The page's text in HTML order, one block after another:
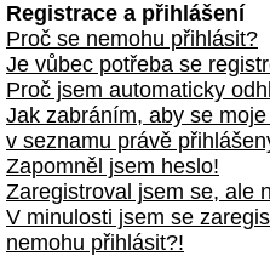
Registrace a přihlášení
Proč se nemohu přihlásit?
Je vůbec potřeba se
Proč jsem automaticky
Jak zabráním, aby se
v seznamu právě
Zapomněl jsem heslo!
Zaregistroval jsem se, ale
V minulosti jsem se
nemohu přihlásit?!